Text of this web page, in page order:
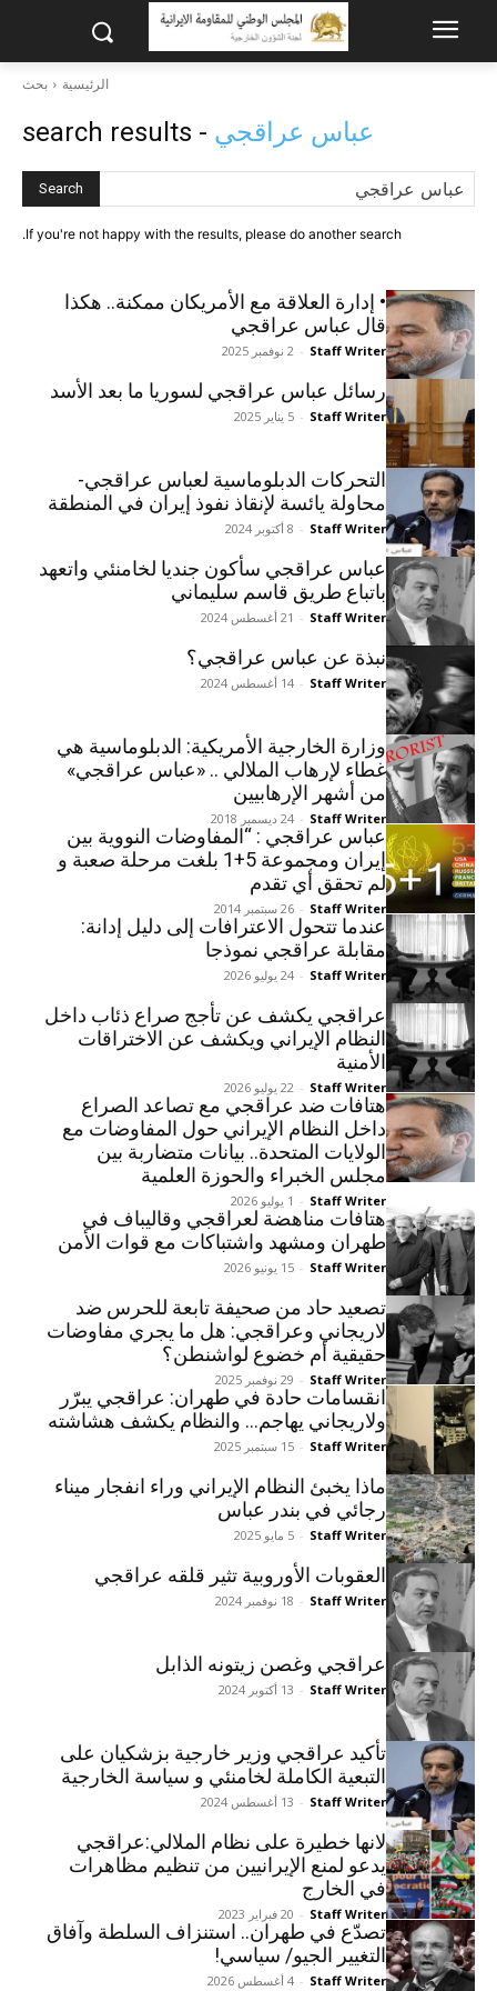
الرئيسية بحث
عباس عراقجي - search results
Search
If you're not happy with the results, please do another search.
• إدارة العلاقة مع الأمريكان ممكنة.. هكذا
قال عباس عراقجي
Staff Writer
- 2 نوفمبر 2025
رسائل عباس عراقجي لسوريا ما بعد الأسد
Staff Writer
- 5 يناير 2025
التحركات الدبلوماسية لعباس عراقجي-
محاولة يائسة لإنقاذ نفوذ إيران في المنطقة
Staff Writer
- 8 أكتوبر 2024
عباس عراقجي سأكون جنديا لخامنئي واتعهد
باتباع طریق قاسم سليماني
Staff Writer
- 21 أغسطس 2024
نبذة عن عباس عراقجي؟
Staff Writer
- 14 أغسطس 2024
وزارة الخارجية الأمريكية: الدبلوماسية هي
غطاء لإرهاب الملالي .. «عباس عراقجي»
من أشهر الإرهابيين
Staff Writer
- 24 ديسمبر 2018
عباس عراقجي : “المفاوضات النووية بين
إيران ومجموعة 5+1 بلغت مرحلة صعبة و
لم تحقق أي تقدم
Staff Writer
- 26 سبتمبر 2014
عندما تتحول الاعترافات إلى دليل إدانة:
مقابلة عراقجي نموذجا
Staff Writer
- 24 يوليو 2026
عراقجي یکشف عن تأجج صراع ذئاب داخل
النظام الإيراني ویكشف عن الاختراقات
الأمنية
Staff Writer
- 22 يوليو 2026
هتافات ضد عراقجي مع تصاعد الصراع
داخل النظام الإيراني حول المفاوضات مع
الولايات المتحدة.. بيانات متضاربة بين
مجلس الخبراء والحوزة العلمية
Staff Writer
- 1 يوليو 2026
هتافات مناهضة لعراقجي وقاليباف في
طهران ومشهد واشتباکات مع قوات الأمن
Staff Writer
- 15 يونيو 2026
تصعيد حاد من صحيفة تابعة للحرس ضد
لاريجاني وعراقجي: هل ما يجري مفاوضات
حقيقية أم خضوع لواشنطن؟
Staff Writer
- 29 نوفمبر 2025
انقسامات حادة في طهران: عراقجي يبرّر
ولاريجاني يهاجم… والنظام يكشف هشاشته
Staff Writer
- 15 سبتمبر 2025
ماذا يخبئ النظام الإيراني وراء انفجار ميناء
رجائي في بندر عباس
Staff Writer
- 5 مايو 2025
العقوبات الأوروبية تثیر قلقه عراقجي
Staff Writer
- 18 نوفمبر 2024
عراقجي وغصن زيتونه الذابل
Staff Writer
- 13 أكتوبر 2024
تأکید عراقجي وزير خارجية بزشكيان علی
التبعیة الکاملة لخامنئي و سیاسة الخارجیة
Staff Writer
- 13 أغسطس 2024
لانها خطیرة علی نظام الملالي:عراقجي
یدعو لمنع الإيرانيين من تنظيم مظاهرات
في الخارج
Staff Writer
- 20 فبراير 2023
تصدّع في طهران.. استنزاف السلطة وآفاق
التغيير الجيو/ سياسي!
Staff Writer
- 4 أغسطس 2026